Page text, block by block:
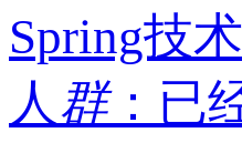
Spring技
人群：已